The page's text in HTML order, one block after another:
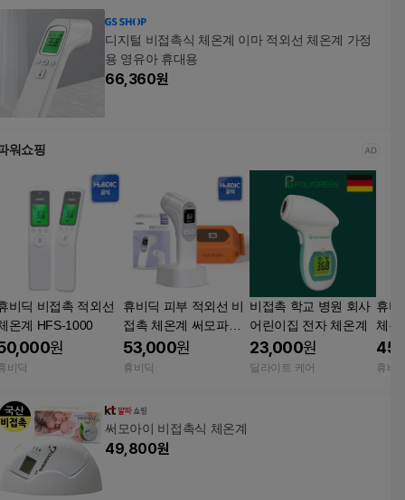
디지털 비접촉식 체온계 이마 적외선 체온계 가정
용 영유아 휴대용
66,360원
워쇼핑
비딕 비접촉 적외선
온계 HFS-1000
원
비딕
휴비딕 피부 적외선 비
접촉 체온계 써모파인
더 에스5 HFS-3000 +
휴대용물티슈 1팩
53,000원
휴비딕
비접촉 학교 병원 회사
어린이집 전자 체온계
23,000원
딜라이트 케어
휴비
체온
대용
휴비
써모아이 비접촉식 체온계
49,800원